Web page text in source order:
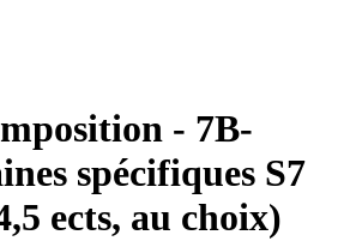
- 7B-
spécifiques S7
ects, au choix)